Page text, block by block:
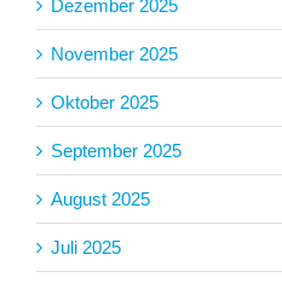
Dezember 2025
November 2025
Oktober 2025
September 2025
August 2025
Juli 2025